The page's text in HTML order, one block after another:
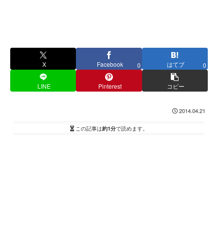
X Facebook 0 はてブ 0
LINE Pinterest コピー
2014.04.21
この記事は約1分で読めます。